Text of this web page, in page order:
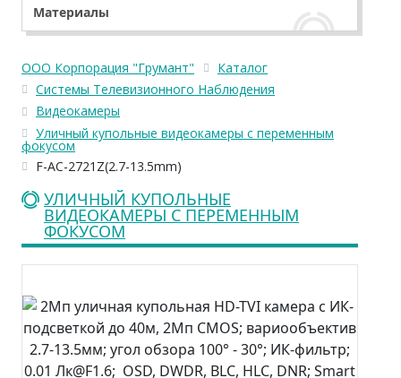
Материалы
ООО Корпорация "Грумант"
Каталог
Системы Телевизионного Наблюдения
Видеокамеры
Уличный купольные видеокамеры с переменным
фокусом
F-AC-2721Z(2.7-13.5mm)
УЛИЧНЫЙ КУПОЛЬНЫЕ
ВИДЕОКАМЕРЫ С ПЕРЕМЕННЫМ
ФОКУСОМ